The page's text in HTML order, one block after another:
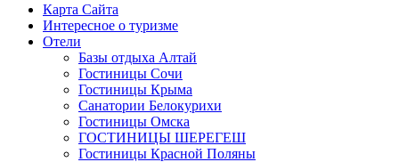
Карта Сайта
Интересное о туризме
Отели
Базы отдыха Алтай
Гостиницы Сочи
Гостиницы Крыма
Санатории Белокурихи
Гостиницы Омска
ГОСТИНИЦЫ ШЕРЕГЕШ
Гостиницы Красной Поляны